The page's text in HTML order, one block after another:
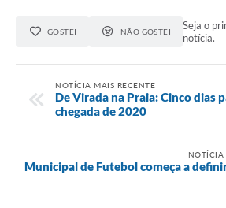
GOSTEI NÃO GOSTEI
Seja o
notícia.
NOTÍCIA MAIS RECENTE
De Virada na Praia: Cinco dias
chegada de 2020
NOTÍCIA
Municipal de Futebol começa a